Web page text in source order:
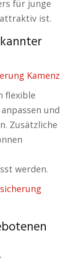
für junge
ist.
Kamenz
flexible
und
Zusätzliche
werden.